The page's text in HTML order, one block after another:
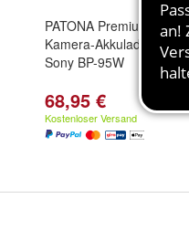
PATONA Premium D-Tap
Kamera-Akkuladegerät für
Sony BP-95W
68,95 €
Kostenloser Versand